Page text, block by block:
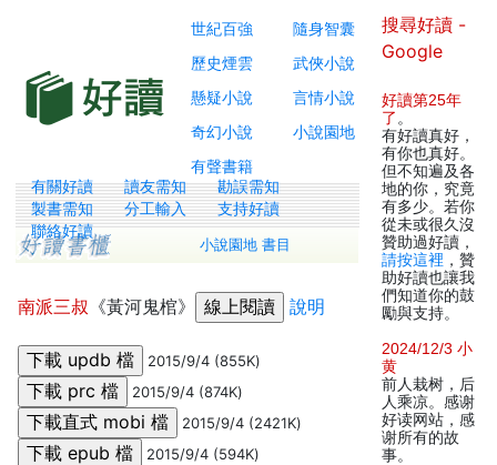
世紀百強
隨身智囊
歷史煙雲
武俠小說
懸疑小說
言情小說
奇幻小說
小說園地
有聲書籍
有關好讀 讀友需知
勘誤需知
製書需知
分工輸入
支持好讀
聯絡好讀
小說園地 書目
南派三叔 《黃河鬼棺》 說明
2015/9/4 (855K)
2015/9/4 (874K)
2015/9/4 (2421K)
2015/9/4 (594K)
搜尋好讀 -
Google
好讀第25年
了 。
有好讀真好，
有你也真好。
但不知遍及各
地的你，究竟
有多少。若你
從未或很久沒
贊助過好讀，
請按這裡 ，贊
助好讀也讓我
們知道你的鼓
勵與支持。
2024/12/3 小
黄
前人栽树，后
人乘凉。感谢
好读网站，感
谢所有的故
事。